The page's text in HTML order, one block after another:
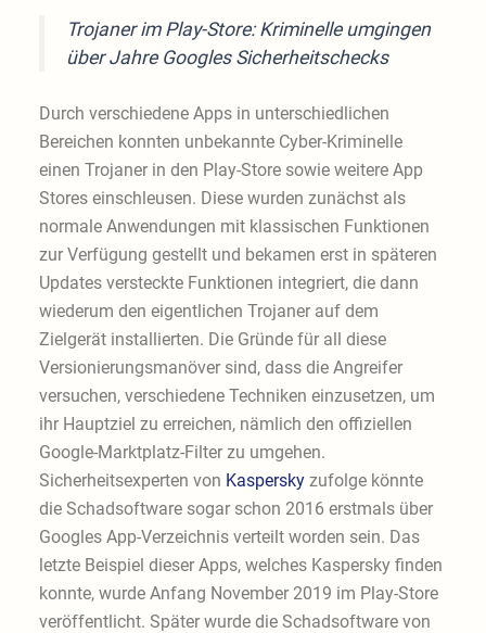
Trojaner im Play-Store: Kriminelle umgingen
über Jahre Googles Sicherheitschecks
Durch verschiedene Apps in unterschiedlichen
Bereichen konnten unbekannte Cyber-Kriminelle
einen Trojaner in den Play-Store sowie weitere App
Stores einschleusen. Diese wurden zunächst als
normale Anwendungen mit klassischen Funktionen
zur Verfügung gestellt und bekamen erst in späteren
Updates versteckte Funktionen integriert, die dann
wiederum den eigentlichen Trojaner auf dem
Zielgerät installierten. Die Gründe für all diese
Versionierungsmanöver sind, dass die Angreifer
versuchen, verschiedene Techniken einzusetzen, um
ihr Hauptziel zu erreichen, nämlich den offiziellen
Google-Marktplatz-Filter zu umgehen.
Sicherheitsexperten von Kaspersky zufolge könnte
die Schadsoftware sogar schon 2016 erstmals über
Googles App-Verzeichnis verteilt worden sein. Das
letzte Beispiel dieser Apps, welches Kaspersky finden
konnte, wurde Anfang November 2019 im Play-Store
veröffentlicht. Später wurde die Schadsoftware von